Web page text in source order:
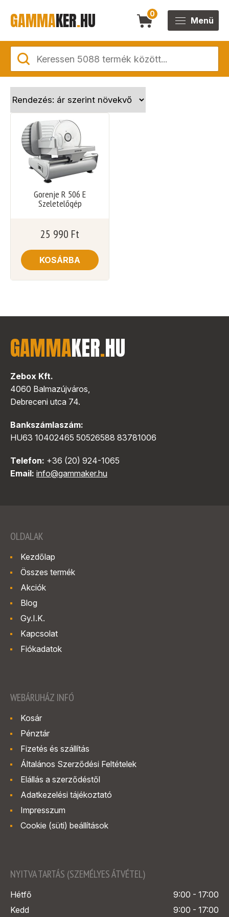
GAMMAKER.HU 0
Menü
Gorenje R 506 E
Szeletelőgép
25 990 Ft
KOSÁRBA
GAMMAKER.HU
Zebox Kft.
4060 Balmazújváros,
Debreceni utca 74.
Bankszámlaszám:
HU63 10402465 50526588 83781006
Telefon: +36 (20) 924-1065
Email: info@gammaker.hu
OLDALAK
Kezdőlap
Összes termék
Akciók
Blog
Gy.I.K.
Kapcsolat
Fiókadatok
WEBÁRUHÁZ INFÓ
Kosár
Pénztár
Fizetés és szállítás
Általános Szerződési Feltételek
Elállás a szerződéstől
Adatkezelési tájékoztató
Impresszum
Cookie (süti) beállítások
NYITVA TARTÁS (SZEMÉLYES ÁTVÉTEL)
Hétfő
9:00 - 17:00
Kedd
9:00 - 17:00